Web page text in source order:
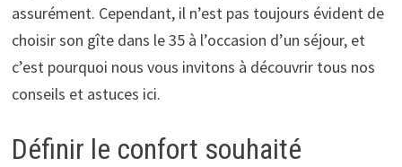
assurément. Cependant, il n’est pas toujours évident de
choisir son gîte dans le 35 à l’occasion d’un séjour, et
c’est pourquoi nous vous invitons à découvrir tous nos
conseils et astuces ici.
Définir le confort souhaité